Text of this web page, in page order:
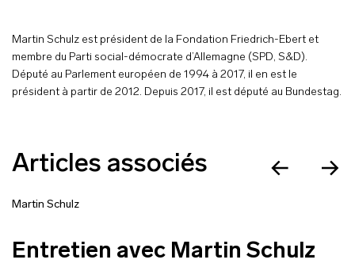
Martin Schulz est président de la Fondation Friedrich-Ebert et
membre du Parti social-démocrate d’Allemagne (SPD, S&D).
Député au Parlement européen de 1994 à 2017, il en est le
président à partir de 2012. Depuis 2017, il est député au Bundestag.
Articles associés
Martin Schulz
Entretien avec Martin Schulz